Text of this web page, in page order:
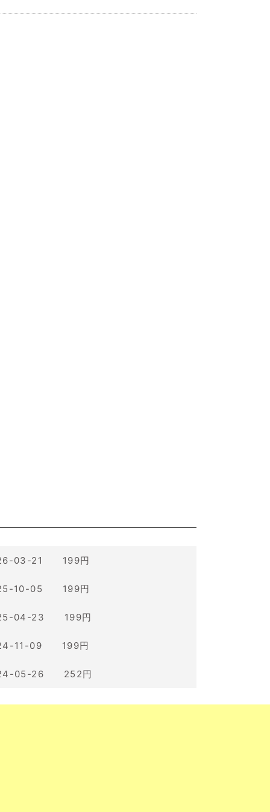
03-21 199円
10-05 199円
04-23 199円
11-09 199円
05-26 252円